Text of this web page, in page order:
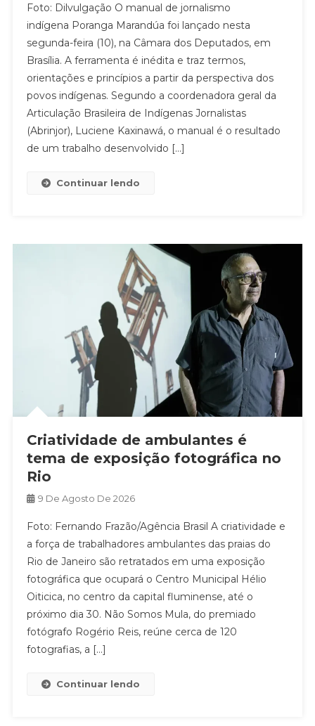
Foto: Dilvulgação O manual de jornalismo
indígena Poranga Marandúa foi lançado nesta
segunda-feira (10), na Câmara dos Deputados, em
Brasília. A ferramenta é inédita e traz termos,
orientações e princípios a partir da perspectiva dos
povos indígenas. Segundo a coordenadora geral da
Articulação Brasileira de Indígenas Jornalistas
(Abrinjor), Luciene Kaxinawá, o manual é o resultado
de um trabalho desenvolvido […]
Continuar lendo
Criatividade de ambulantes é
tema de exposição fotográfica no
Rio
9 De Agosto De 2026
Foto: Fernando Frazão/Agência Brasil A criatividade e
a força de trabalhadores ambulantes das praias do
Rio de Janeiro são retratados em uma exposição
fotográfica que ocupará o Centro Municipal Hélio
Oiticica, no centro da capital fluminense, até o
próximo dia 30. Não Somos Mula, do premiado
fotógrafo Rogério Reis, reúne cerca de 120
fotografias, a […]
Continuar lendo